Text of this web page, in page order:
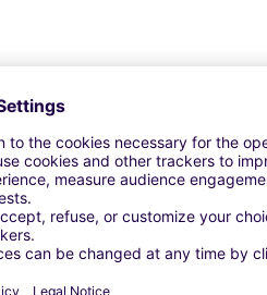
Vergelijkbare